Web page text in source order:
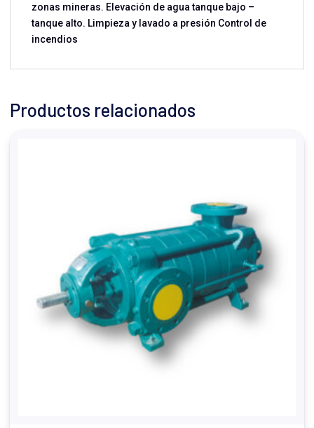
zonas mineras. Elevación de agua tanque bajo –
tanque alto. Limpieza y lavado a presión Control de
incendios
Productos relacionados